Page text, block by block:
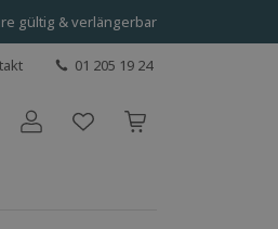
gültig & verlängerbar
01 205 19 24
Benutzerkonto